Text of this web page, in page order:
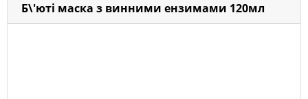
Б\'юті маска з винними ензимами 120мл